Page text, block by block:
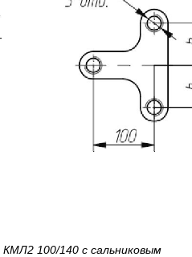
КМЛ2 100/140 с сальниковым